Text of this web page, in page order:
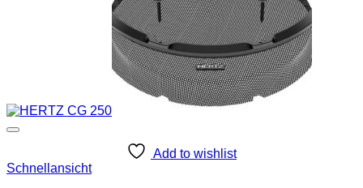
Add to wishlist
Schnellansicht